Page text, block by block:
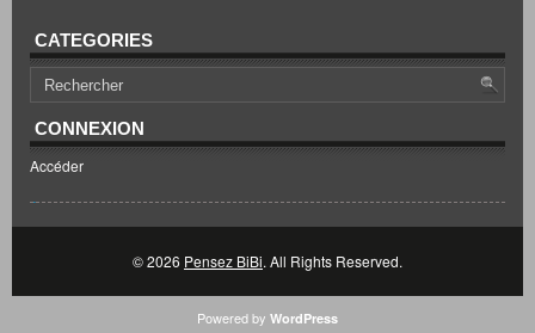
CATEGORIES
CONNEXION
Accéder
© 2026 Pensez BiBi. All Rights Reserved.
Powered by WordPress